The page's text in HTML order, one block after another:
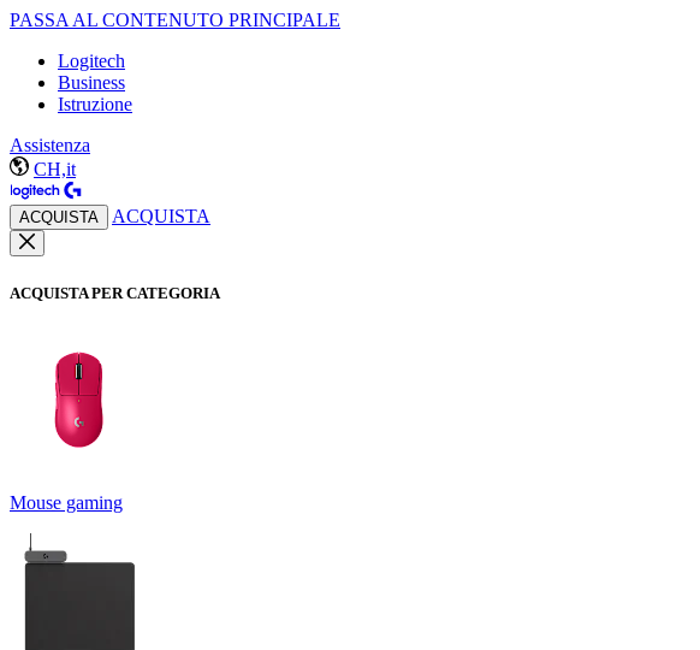
PASSA AL CONTENUTO PRINCIPALE
Logitech
Business
Istruzione
Assistenza
CH,it
ACQUISTA ACQUISTA
ACQUISTA PER CATEGORIA
Mouse gaming